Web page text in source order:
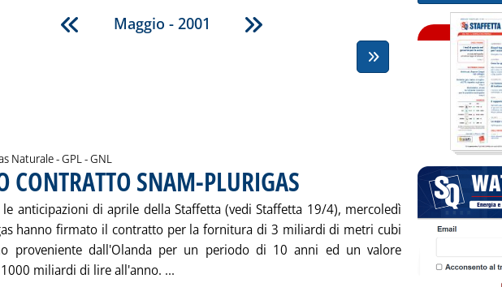
Maggio - 2001
Naturale - GPL - GNL
CONTRATTO SNAM-PLURIGAS . Pubblicata giovedì 31 maggio 2001 alle 14.48.
anticipazioni di aprile della Staffetta (vedi Staffetta 19/4), mercoledì
hanno firmato il contratto per la fornitura di 3 miliardi di metri cubi
proveniente dall'Olanda per un periodo di 10 anni ed un valore
miliardi di lire all'anno. ... Leggi tutta la notizia: 'FIRMATO CONTRATTO SNAM-